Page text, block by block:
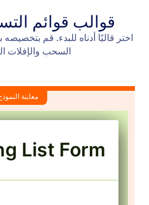
قوالب قوائم
اختر قالبًا أدناه للبدء. قم بتخصيصه
السحب والإفلات